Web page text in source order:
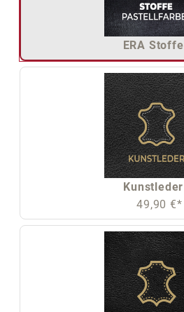
ERA Stoffe
Kunstleder
49,90 €*